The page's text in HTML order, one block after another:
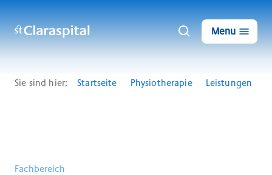
Menu
Sie sind hier: Startseite Physiotherapie Leistungen
Fachbereich